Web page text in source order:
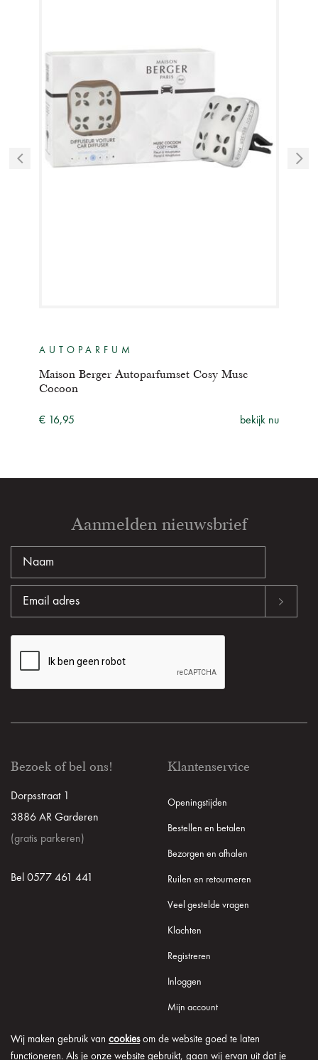
Wij maken gebruik van cookiesom de website goed te laten
functioneren. Als je onze website gebruikt, gaan wij ervan uit dat je
AUTOPARFUM
Maison Berger Autoparfumset Cosy Musc
Cocoon
€ 16,95 bekijk nu
Aanmelden nieuwsbrief
Bezoek of bel ons!
Dorpsstraat 1
3886 AR Garderen
(gratis parkeren)
Bel 0577 461 441
Klantenservice
Openingstijden
Bestellen en betalen
Bezorgen en afhalen
Ruilen en retourneren
Veel gestelde vragen
Klachten
Registreren
Inloggen
Mijn account